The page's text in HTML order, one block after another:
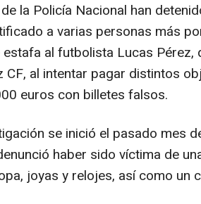
la Policía Nacional han
a varias personas más
al futbolista Lucas Pérez,
CF, al intentar pagar distintos
euros con billetes falsos.
se inició el pasado mes
haber sido víctima de
joyas y relojes, así como un